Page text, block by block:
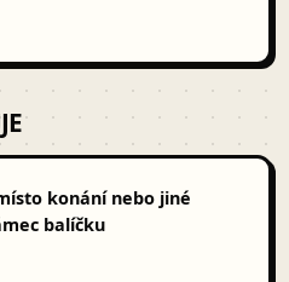
konání nebo jiné
balíčku